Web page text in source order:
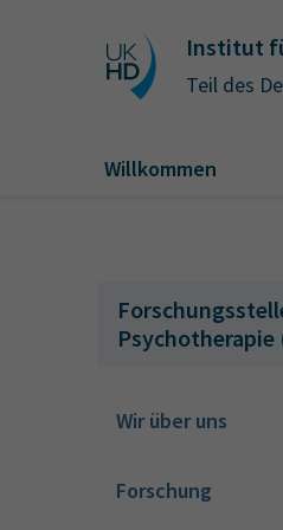
Institut
Teil des
Willkommen
Psychotherapie
Wir über uns
Forschung